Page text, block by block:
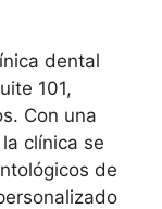
dental
101,
Con una
la clínica se
de